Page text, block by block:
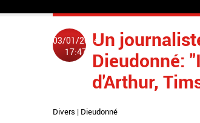
03/01/2014
17:47
Un
Dieudonné:
d'Arthur,
Divers | Dieudonné